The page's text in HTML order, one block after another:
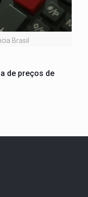
Brasil
de preços de